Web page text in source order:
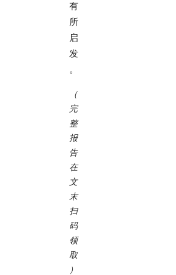
有
所
启
发
。
（
完
整
报
告
在
文
末
扫
码
领
取
）